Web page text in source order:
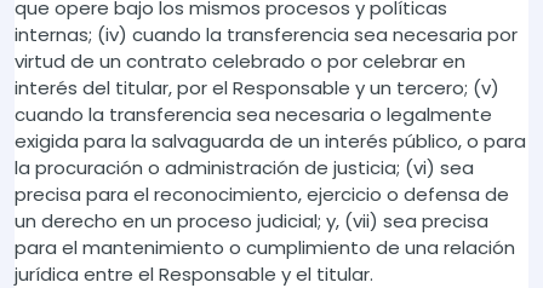
que opere bajo los mismos procesos y políticas
internas; (iv) cuando la transferencia sea necesaria por
virtud de un contrato celebrado o por celebrar en
interés del titular, por el Responsable y un tercero; (v)
cuando la transferencia sea necesaria o legalmente
exigida para la salvaguarda de un interés público, o para
la procuración o administración de justicia; (vi) sea
precisa para el reconocimiento, ejercicio o defensa de
un derecho en un proceso judicial; y, (vii) sea precisa
para el mantenimiento o cumplimiento de una relación
jurídica entre el Responsable y el titular.